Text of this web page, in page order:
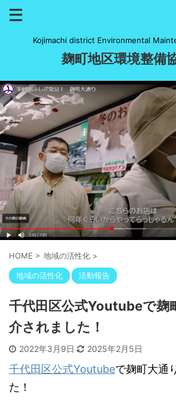
Kojimachi district Environmental
麹町地区環境整備
HOME > 地域の活性化 >
地域の活性化 活動報告
千代田区公式Youtubeで麹
介されました！
2022年3月9日 2025年2月5日
千代田区公式Youtubeで麹町大通
た！